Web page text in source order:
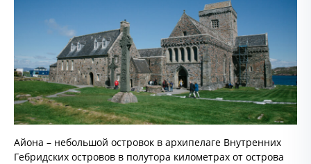
Айона – небольшой островок в архипелаге Внутренних
Гебридских островов в полутора километрах от острова